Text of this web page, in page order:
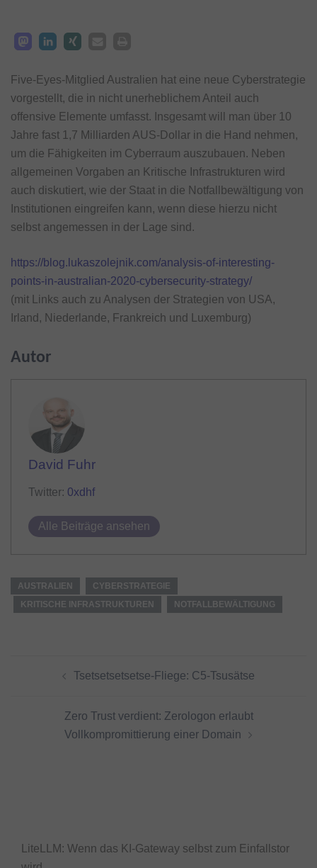
Five-Eyes-Mitglied Australien hat eine neue Cyberstrategie
vorgestellt, die in nicht unerheblichem Anteil auch
offensive Elemente umfasst. Insgesamt will man über 10
Jahre fast 1,7 Milliarden AUS-Dollar in die Hand nehmen,
um die Fähigkeiten im Cyberraum auszubauen. Neben
allgemeinen Vorgaben an Kritische Infrastrukturen wird
auch diskutiert, wie der Staat in die Notfallbewältigung von
Institutionen eingreifen kann, wenn diese hierzu nicht
selbst angemessen in der Lage sind.
https://blog.lukaszolejnik.com/analysis-of-interesting-
points-in-australian-2020-cybersecurity-strategy/
(mit Links auch zu Analysen der Strategien von USA,
Irland, Niederlande, Frankreich und Luxemburg)
Autor
David Fuhr
Twitter: 0xdhf
Alle Beiträge ansehen
AUSTRALIEN
CYBERSTRATEGIE
KRITISCHE INFRASTRUKTUREN
NOTFALLBEWÄLTIGUNG
Tsetsetsetsetse-Fliege: C5-Tsusätse
Zero Trust verdient: Zerologon erlaubt
Vollkompromittierung einer Domain
LiteLLM: Wenn das KI-Gateway selbst zum Einfallstor